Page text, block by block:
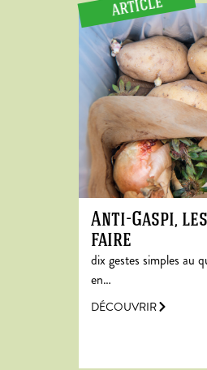
ARTICLE
Anti-Gaspi,
faire
dix gestes simples au
en…
DÉCOUVRIR